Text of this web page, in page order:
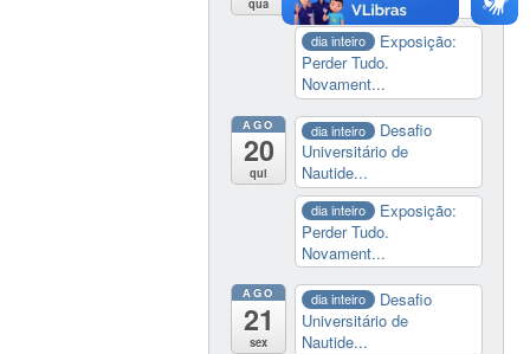
qua
dia inteiro
Exposição:
Perder Tudo.
Novament...
AGO
20
qui
dia inteiro
Desafio
Universitário de
Nautide...
dia inteiro
Exposição:
Perder Tudo.
Novament...
AGO
21
sex
dia inteiro
Desafio
Universitário de
Nautide...